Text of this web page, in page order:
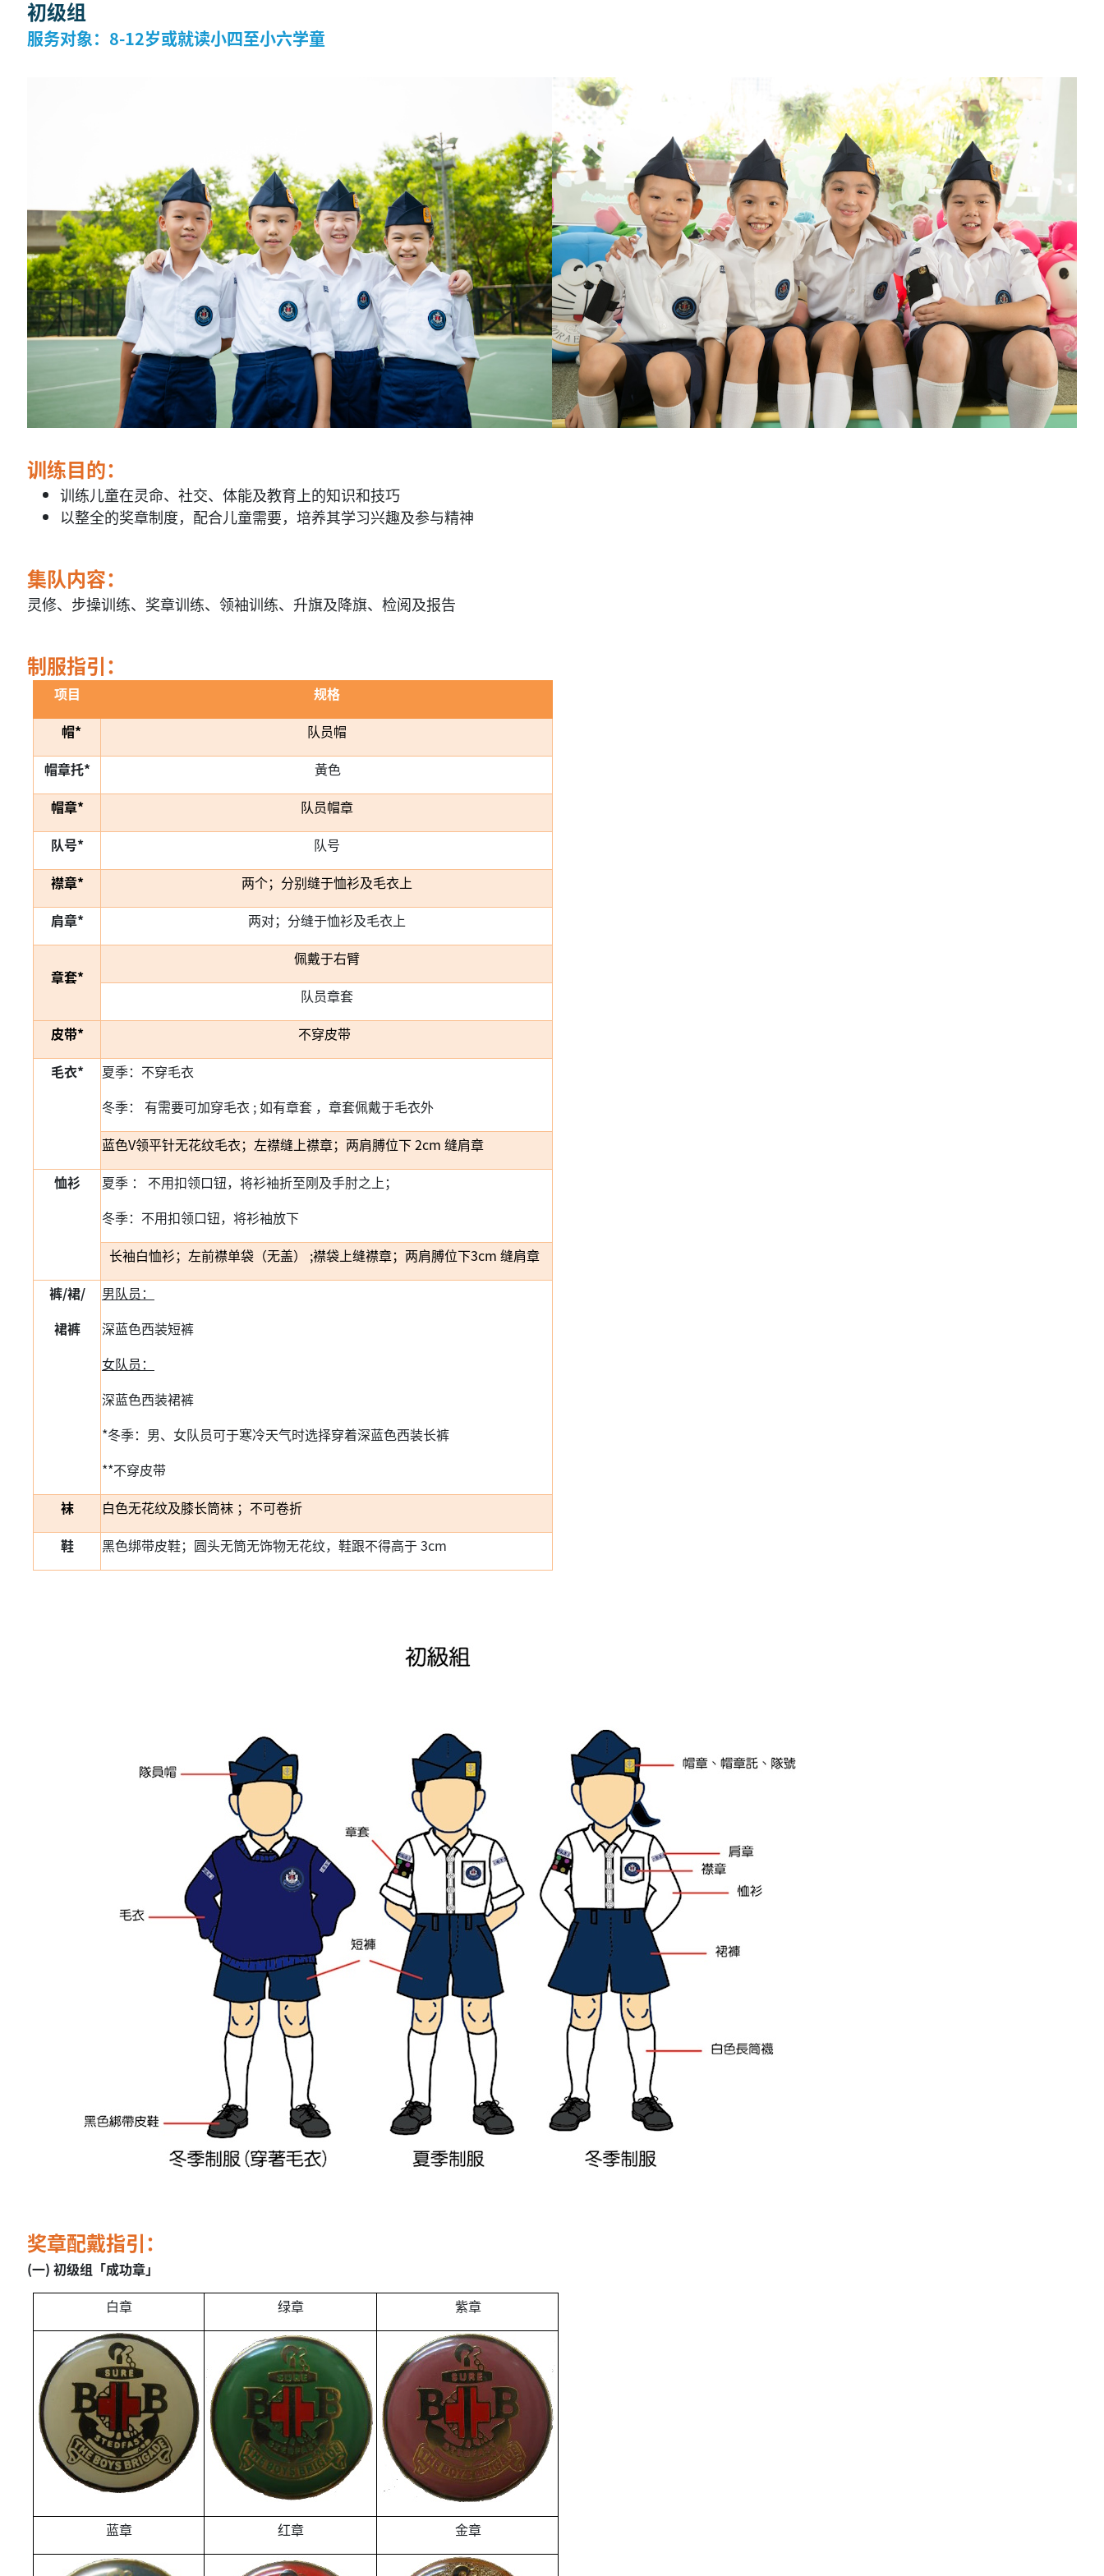
初级组
服务对象：8-12岁或就读小四至小六学童
训练目的：
训练儿童在灵命、社交、体能及教育上的知识和技巧
以整全的奖章制度，配合儿童需要，培养其学习兴趣及参与精神
集队内容：
灵修、步操训练、奖章训练、领袖训练、升旗及降旗、检阅及报告
制服指引：
项目 规格
帽*
队员帽
帽章托*
黃色
帽章*
队员帽章
队号*
队号
襟章*
两个；分别缝于恤衫及毛衣上
肩章*
两对；分缝于恤衫及毛衣上
章套*
佩戴于右臂
队员章套
皮带*
不穿皮带
毛衣*
夏季：不穿毛衣
冬季： 有需要可加穿毛衣 ; 如有章套 ，章套佩戴于毛衣外
蓝色V领平针无花纹毛衣；左襟缝上襟章；两肩膊位下 2cm 缝肩章
恤衫
夏季 ： 不用扣领口钮，将衫袖折至刚及手肘之上；
冬季：不用扣领口钮，将衫袖放下
长袖白恤衫；左前襟单袋（无盖） ;襟袋上缝襟章；两肩膊位下3cm 缝肩章
裤/裙/
裙裤
男队员：
深蓝色西装短裤
女队员：
深蓝色西装裙裤
*冬季：男、女队员可于寒冷天气时选择穿着深蓝色西装长裤
**不穿皮带
袜
白色无花纹及膝长筒袜 ；不可卷折
鞋
黑色绑带皮鞋；圆头无筒无饰物无花纹，鞋跟不得高于 3cm
奖章配戴指引：
(一) 初级组「成功章」
白章
绿章 紫章
蓝章 红章 金章